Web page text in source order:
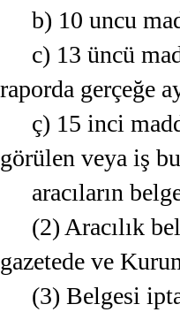
b) 10 uncu
c) 13 üncü
raporda gerçeğe
ç) 15 inci
görülen veya iş
aracıların
(2) Aracılık
gazetede ve
(3) Belgesi